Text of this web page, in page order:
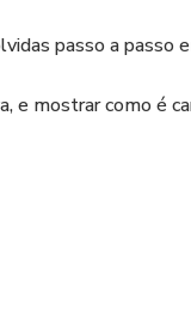
passo a passo
e mostrar como é